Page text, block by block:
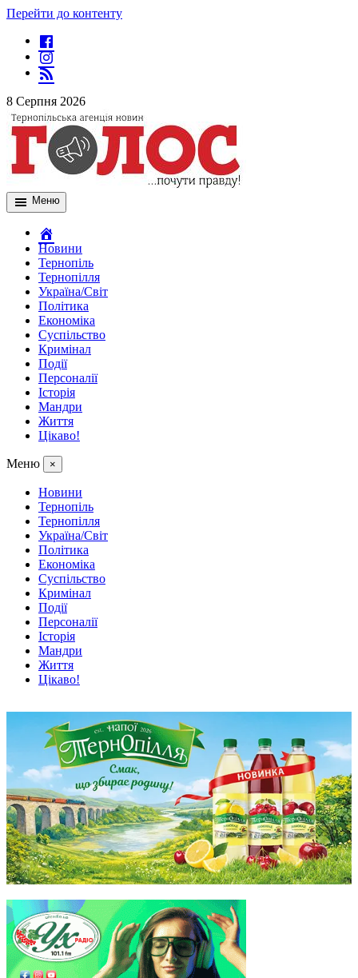
Перейти до контенту
8 Серпня 2026
Меню
Новини
Тернопіль
Тернопілля
Україна/Світ
Політика
Економіка
Суспільство
Кримінал
Події
Персоналії
Історія
Мандри
Життя
Цікаво!
Меню ×
Новини
Тернопіль
Тернопілля
Україна/Світ
Політика
Економіка
Суспільство
Кримінал
Події
Персоналії
Історія
Мандри
Життя
Цікаво!